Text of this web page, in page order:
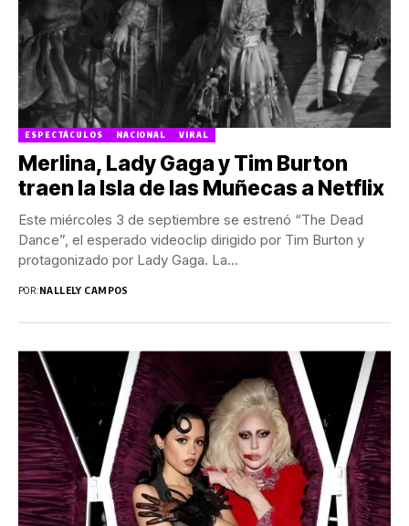
ESPECTÁCULOS NACIONAL VIRAL
Merlina, Lady Gaga y Tim Burton
traen la Isla de las Muñecas a Netflix
Este miércoles 3 de septiembre se estrenó “The Dead
Dance”, el esperado videoclip dirigido por Tim Burton y
protagonizado por Lady Gaga. La...
POR:NALLELY CAMPOS